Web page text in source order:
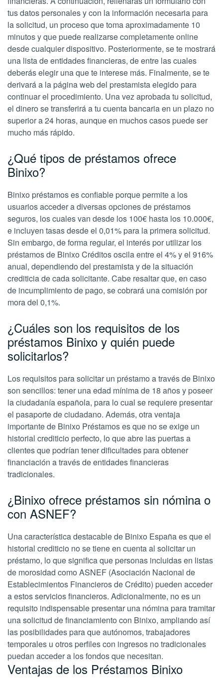
tus datos personales y con la información necesaria para
la solicitud, un proceso que toma aproximadamente 10
minutos y que puede realizarse completamente online
desde cualquier dispositivo. Posteriormente, se te mostrará
una lista de entidades financieras, de entre las cuales
deberás elegir una que te interese más. Finalmente, se te
derivará a la página web del prestamista elegido para
continuar el procedimiento. Una vez aprobada tu solicitud,
el dinero se transferirá a tu cuenta bancaria en un plazo no
superior a 24 horas, aunque en muchos casos puede ser
mucho más rápido.
¿Qué tipos de préstamos ofrece
Binixo?
Binixo préstamos es confiable porque permite a los
usuarios acceder a diversas opciones de préstamos
seguros, los cuales van desde los 100€ hasta los 10.000€,
e incluyen tasas desde el 0,01% para la primera solicitud.
Sin embargo, de forma regular, el interés por utilizar los
préstamos de Binixo Créditos oscila entre el 4% y el 916%
anual, dependiendo del prestamista y de la situación
crediticia de cada solicitante. Cabe resaltar que, en caso
de incumplimiento de pago, se cobrará una comisión por
mora del 0,1%.
¿Cuáles son los requisitos de los
préstamos Binixo y quién puede
solicitarlos?
Los requisitos para solicitar un préstamo a través de Binixo
son sencillos: tener una edad mínima de 18 años y poseer
la ciudadanía española, para lo cual se requiere presentar
el pasaporte de ciudadano. Además, otra ventaja
importante de Binixo Préstamos es que no se exige un
historial crediticio perfecto, lo que abre las puertas a
clientes que podrían tener dificultades para obtener
financiación a través de entidades financieras
tradicionales.
¿Binixo ofrece préstamos sin nómina o
con ASNEF?
Una característica destacable de Binixo España es que el
historial crediticio no se tiene en cuenta al solicitar un
préstamo, lo que significa que personas incluidas en listas
de morosidad como ASNEF (Asociación Nacional de
Establecimientos Financieros de Crédito) pueden acceder
a estos servicios financieros. Adicionalmente, no es un
requisito indispensable presentar una nómina para tramitar
una solicitud de financiamiento con Binixo, ampliando así
las posibilidades para que autónomos, trabajadores
temporales u otros perfiles con ingresos no tradicionales
puedan acceder a los fondos que necesitan.
Ventajas de los Préstamos Binixo